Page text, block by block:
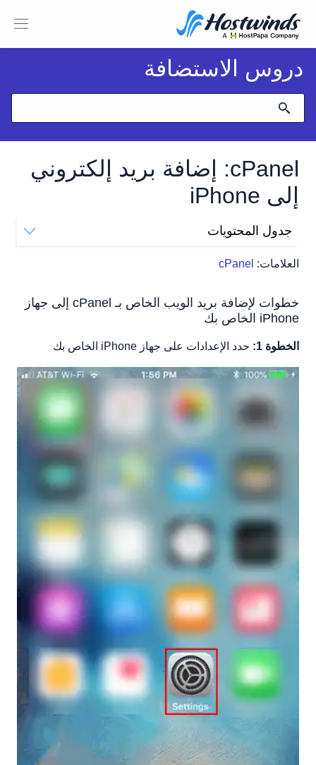
دروس الاستضافة
cPanel: إضافة بريد إلكتروني
إلى iPhone
العلامات: cPanel
جدول المحتويات
iPhone الخاص بك
الخاص بي؟
خطوات لإضافة بريد الويب الخاص بـ cPanel إلى جهاز
iPhone الخاص بك
الخطوة 1: حدد الإعدادات على جهاز iPhone الخاص بك